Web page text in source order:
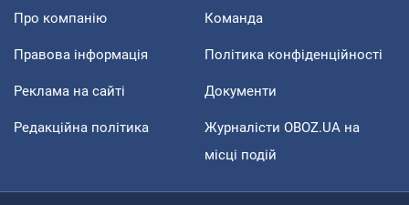
Про компанію Команда
Правова інформація Політика конфіденційності
Реклама на сайті Документи
Редакційна політика
Журналісти OBOZ.UA на
місці подій